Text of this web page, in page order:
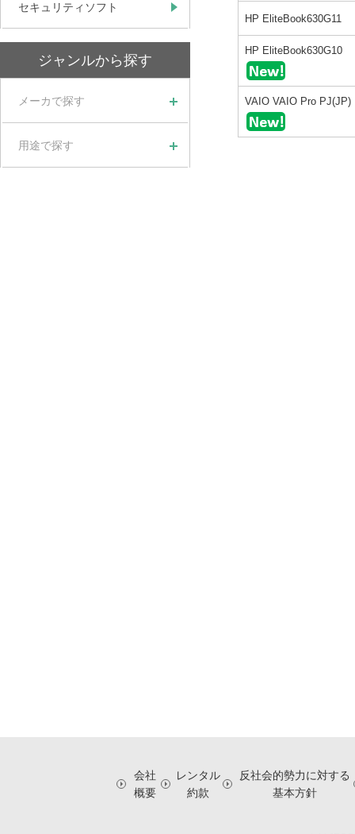
HP EliteBook630G11
HP EliteBook630G10
VAIO VAIO Pro PJ(JP)
セキュリティソフト
ジャンルから探す
メーカで探す
用途で探す
会社
概要
レンタル
約款
反社会的勢力に対する
基本方針